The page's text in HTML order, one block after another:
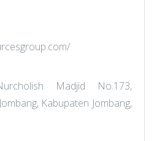
Madjid No.173,
Kabupaten Jombang,